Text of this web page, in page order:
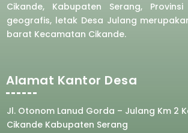
Cikande, Kabupaten Serang,
geografis, letak Desa Julang
barat Kecamatan Cikande.
Alamat Kantor Desa
Jl. Otonom Lanud Gorda – Julang Km 2
Cikande Kabupaten Serang